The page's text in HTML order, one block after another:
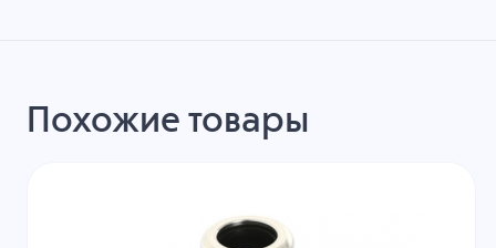
Похожие товары